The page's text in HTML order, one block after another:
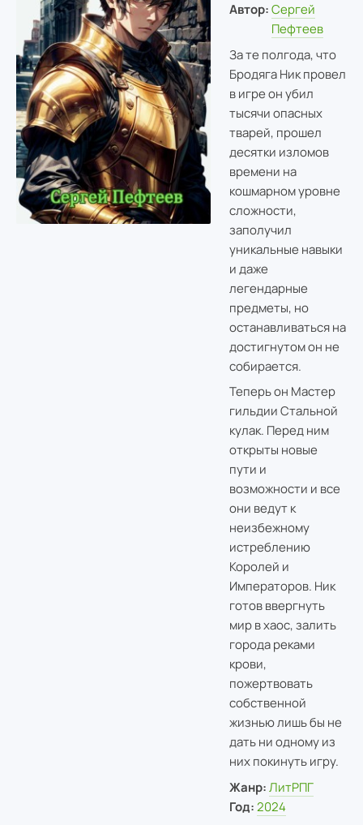
Автор: Сергей
Пефтеев
За те полгода, что
Бродяга Ник провел
в игре он убил
тысячи опасных
тварей, прошел
десятки изломов
времени на
кошмарном уровне
сложности,
заполучил
уникальные навыки
и даже
легендарные
предметы, но
останавливаться на
достигнутом он не
собирается.
Теперь он Мастер
гильдии Стальной
кулак. Перед ним
открыты новые
пути и
возможности и все
они ведут к
неизбежному
истреблению
Королей и
Императоров. Ник
готов ввергнуть
мир в хаос, залить
города реками
крови,
пожертвовать
собственной
жизнью лишь бы не
дать ни одному из
них покинуть игру.
Жанр: ЛитРПГ
Год: 2024